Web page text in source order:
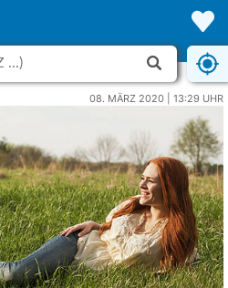
08. MÄRZ 2020 | 13:29 UHR